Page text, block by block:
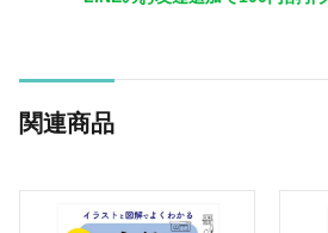
関連商品